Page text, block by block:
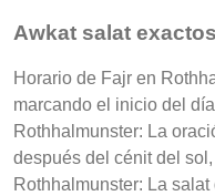
Awkat salat
Horario de Fajr en
marcando el inicio del
Rothhalmunster: La
después del cénit del
Rothhalmunster: La